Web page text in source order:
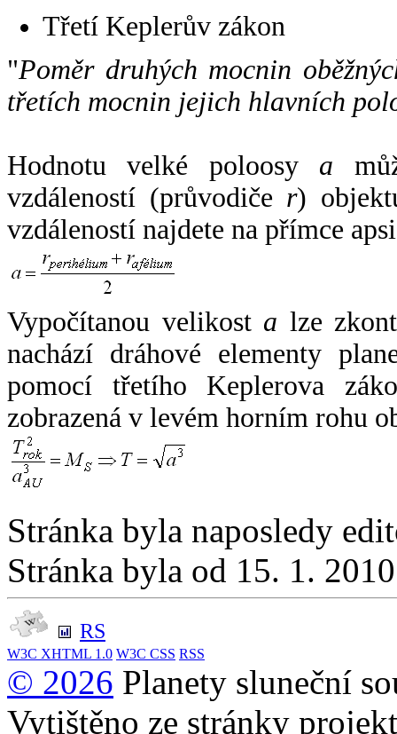
Třetí Keplerův zákon
"Poměr druhých mocnin
třetích mocnin jejich hlavních
Hodnotu velké poloosy a
vzdáleností (průvodiče r)
vzdáleností najdete na přímce
Vypočítanou velikost a lze
nachází dráhové elementy
pomocí třetího Keplerova
zobrazená v levém horním rohu
Stránka byla naposledy
Stránka byla od 15. 1.
RS
W3C XHTML 1.0 W3C CSS RSS
© 2026 Planety sluneční
Vytištěno ze stránky